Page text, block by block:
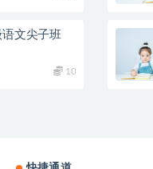
文尖子班
10